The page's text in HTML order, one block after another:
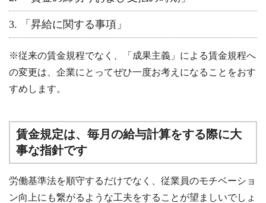
「昇給に関する事項」
※従来の賃金規程でなく、「成果主義」による賃金規程へ
の変更は、企業にとってぜひ一度お考えになることをおす
すめします。
賃金規定は、毎月の給与計算をする際に大
事な指針です
労働基準法を順守するだけでなく、従業員のモチベーショ
ン向上にも繋がるような工夫をすることが望ましいでしょ